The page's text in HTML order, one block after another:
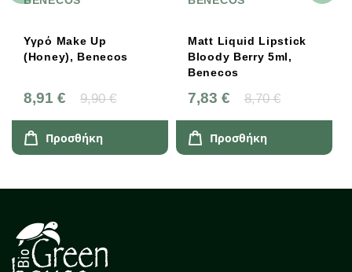
Υγρό Make Up
(Honey), Benecos
8,91 € 9,90 €
Προσθήκη
Matt Liquid Lipstick
Bloody Berry 5ml,
Benecos
7,83 € 8,70 €
Προσθήκη